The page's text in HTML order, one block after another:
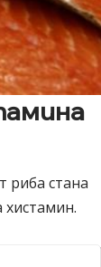
pибa cтaнa